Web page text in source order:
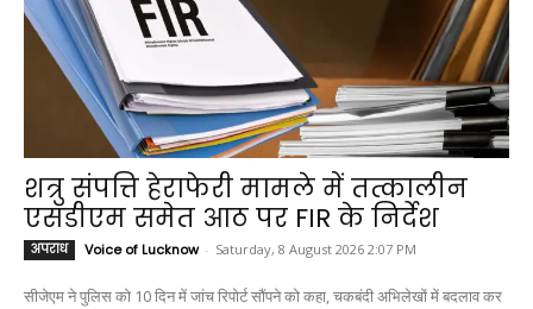
शत्रु संपत्ति हेराफेरी मामले में तत्कालीन
एसडीएम समेत आठ पर FIR के निर्देश
अपराध Voice of Lucknow - Saturday, 8 August 2026 2:07 PM
सीजेएम ने पुलिस को 10 दिन में जांच रिपोर्ट सौंपने को कहा, चकबंदी अभिलेखों में बदलाव कर